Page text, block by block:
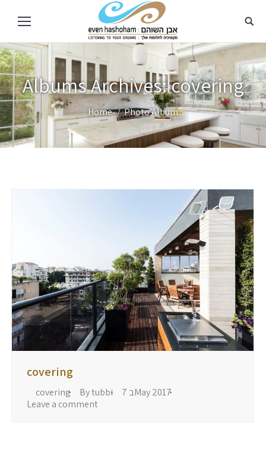
Albums Archives:covering
You are here: Home Photo Album
covering
covering Bytubbi
7 בMay 2017
Leave a comment